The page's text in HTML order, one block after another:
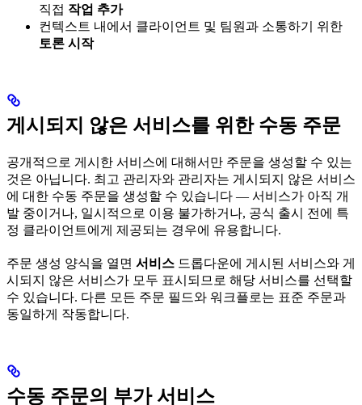
직접 작업 추가
컨텍스트 내에서 클라이언트 및 팀원과 소통하기 위한
토론 시작
게시되지 않은 서비스를 위한 수동 주문
공개적으로 게시한 서비스에 대해서만 주문을 생성할 수 있는
것은 아닙니다. 최고 관리자와 관리자는 게시되지 않은 서비스
에 대한 수동 주문을 생성할 수 있습니다 — 서비스가 아직 개
발 중이거나, 일시적으로 이용 불가하거나, 공식 출시 전에 특
정 클라이언트에게 제공되는 경우에 유용합니다.
주문 생성 양식을 열면 서비스 드롭다운에 게시된 서비스와 게
시되지 않은 서비스가 모두 표시되므로 해당 서비스를 선택할
수 있습니다. 다른 모든 주문 필드와 워크플로는 표준 주문과
동일하게 작동합니다.
수동 주문의 부가 서비스